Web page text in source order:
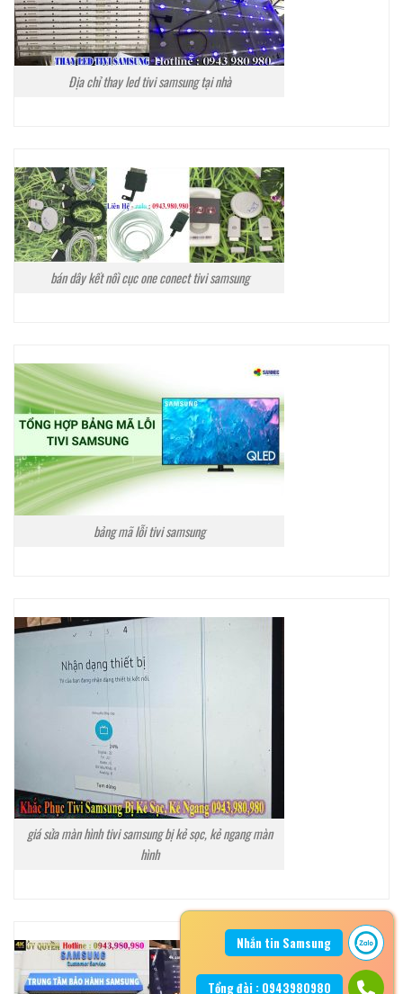
Địa chỉ thay led tivi samsung tại nhà
bán dây kết nối cục one conect tivi samsung
bảng mã lỗi tivi samsung
giá sửa màn hình tivi samsung bị kẻ sọc, kẻ ngang màn
hình
Nhắn tin Samsung
Tổng đài : 0943980980